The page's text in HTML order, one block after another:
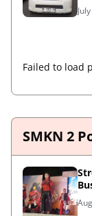
Failed to load
SMKN 2